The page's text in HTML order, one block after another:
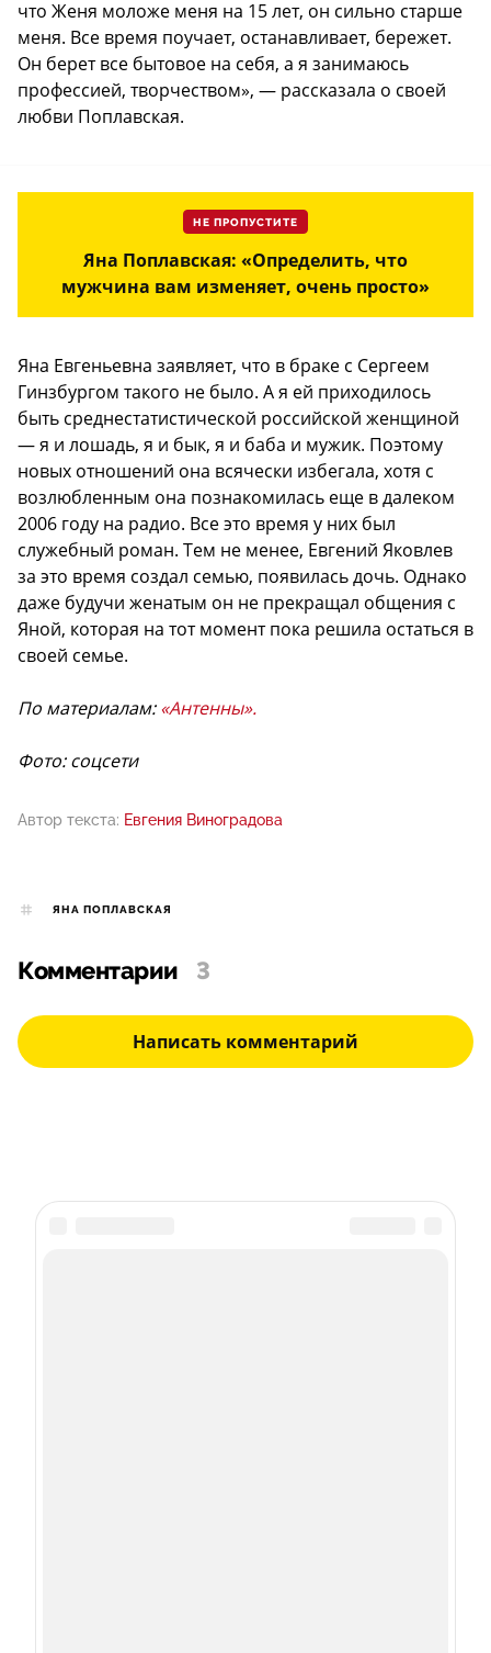
что Женя моложе меня на 15 лет, он сильно старше
меня. Все время поучает, останавливает, бережет.
Он берет все бытовое на себя, а я занимаюсь
профессией, творчеством», — рассказала о своей
любви Поплавская.
НЕ ПРОПУСТИТЕ
Яна Поплавская: «Определить, что
мужчина вам изменяет, очень просто»
Яна Евгеньевна заявляет, что в браке с Сергеем
Гинзбургом такого не было. А я ей приходилось
быть среднестатистической российской женщиной
— я и лошадь, я и бык, я и баба и мужик. Поэтому
новых отношений она всячески избегала, хотя с
возлюбленным она познакомилась еще в далеком
2006 году на радио. Все это время у них был
служебный роман. Тем не менее, Евгений Яковлев
за это время создал семью, появилась дочь. Однако
даже будучи женатым он не прекращал общения с
Яной, которая на тот момент пока решила остаться в
своей семье.
По материалам:«Антенны».
Фото: соцсети
Автор текста: Евгения Виноградова
ЯНА ПОПЛАВСКАЯ
Комментарии 3
Написать комментарий